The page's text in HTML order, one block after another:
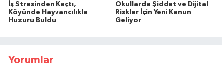
İş Stresinden Kaçtı,
Köyünde Hayvancılıkla
Huzuru Buldu
Okullarda Şiddet ve Dijital
Riskler İçin Yeni Kanun
Geliyor
Yorumlar